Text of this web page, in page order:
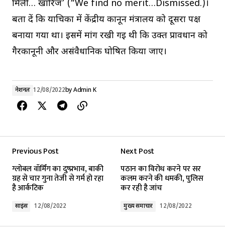
मिली… खारिज’ (“We find no merit…Dismissed.)।
बता दें कि याचिका में केंद्रीय कानून मंत्रालय को दूसरा पक्ष
बनाया गया था। इसमें मांग रखी गई थी कि उक्त प्रावधान को
गैरकानूनी और असंवैधानिक घोषित किया जाए।
नेशनल 12/08/2022byAdmin K
Previous Post
ग्लोबल वॉर्मिंग का दुष्प्रभाव, बाकी
ग्रह से चार गुना तेजी से गर्म हो रहा
है आर्कटिक
साइंस 12/08/2022
Next Post
पठान का विरोध करने पर सर
कलम करने की धमकी, पुलिस
कर रही है जांच
मुख्य समाचार 12/08/2022